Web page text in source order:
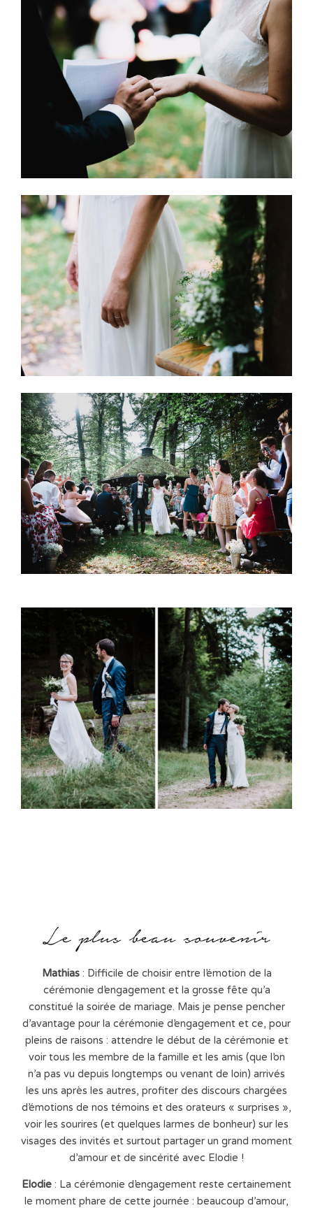
Mathias: Difficile de choisir entre l’émotion de la
cérémonie d’engagement et la grosse fête qu’a
constitué la soirée de mariage. Mais je pense pencher
d’avantage pour la cérémonie d’engagement et ce, pour
pleins de raisons : attendre le début de la cérémonie et
voir tous les membre de la famille et les amis (que l’on
n’a pas vu depuis longtemps ou venant de loin) arrivés
les uns après les autres, profiter des discours chargées
d’émotions de nos témoins et des orateurs « surprises »,
voir les sourires (et quelques larmes de bonheur) sur les
visages des invités et surtout partager un grand moment
d’amour et de sincérité avec Elodie !
Elodie : La cérémonie d’engagement reste certainement
le moment phare de cette journée : beaucoup d’amour,